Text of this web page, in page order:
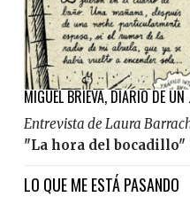
MIGUEL BRIEVA, DIARIO DE UN
Entrevista de Laura
"La hora del bocadillo"
LO QUE ME ESTÁ PASANDO